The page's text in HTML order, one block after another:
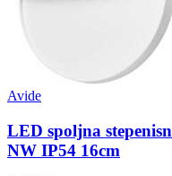
Avide
LED spoljna
NW IP54 16cm